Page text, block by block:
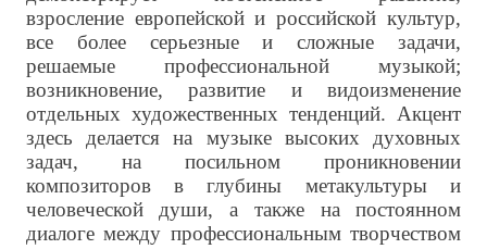
взросление европейской и российской культур,
все более серьезные и сложные задачи,
решаемые профессиональной музыкой;
возникновение, развитие и видоизменение
отдельных художественных тенденций. Акцент
здесь делается на музыке высоких духовных
задач, на посильном проникновении
композиторов в глубины метакультуры и
человеческой души, а также на постоянном
диалоге между профессиональным творчеством